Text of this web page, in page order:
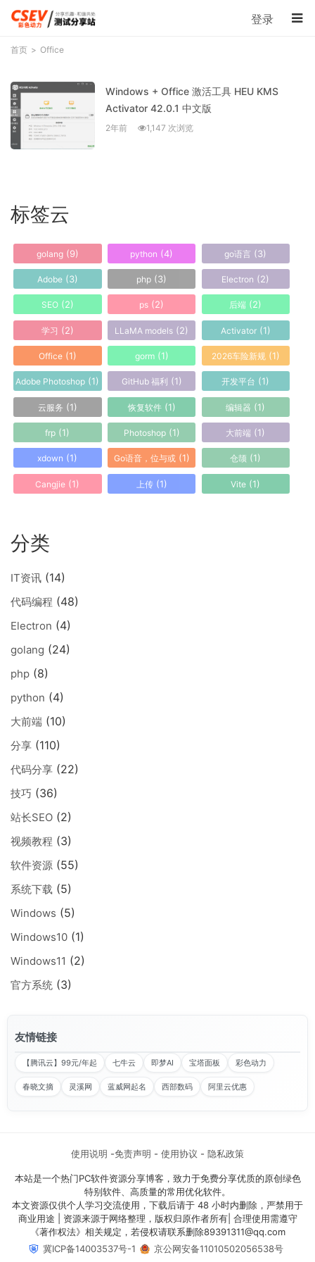
登录
首页 Office
Windows + Office 激活工具 HEU KMS
Activator 42.0.1 中文版
2年前 1,147 次浏览
标签云
golang(9) python (4) go语言 (3)
Adobe(3) php (3) Electron (2)
SEO(2) ps (2) 后端 (2)
学习 (2) LLaMA models (2) Activator(1)
Office(1) gorm(1) 2026车险新规(1)
Adobe Photoshop (1) GitHub 福利 (1) 开发平台 (1)
云服务 (1) 恢复软件(1) 编辑器 (1)
frp (1) Photoshop(1) 大前端 (1)
xdown (1) Go语音，位与或(1) 仓颉 (1)
Cangjie (1) 上传(1) Vite (1)
分类
IT资讯 (14)
代码编程 (48)
Electron (4)
golang (24)
php (8)
python (4)
大前端 (10)
分享 (110)
代码分享 (22)
技巧 (36)
站长SEO (2)
视频教程 (3)
软件资源 (55)
系统下载 (5)
Windows (5)
Windows10 (1)
Windows11 (2)
官方系统 (3)
友情链接
【腾讯云】99元/年起 七牛云 即梦AI 宝塔面板 彩色动力
春晓文摘 灵溪网 蓝威网起名 西部数码 阿里云优惠
使用说明 -免责声明 - 使用协议 - 隐私政策
本站是一个热门PC软件资源分享博客，致力于免费分享优质的原创绿色
特别软件、高质量的常用优化软件。
本文资源仅供个人学习交流使用，下载后请于 48 小时内删除，严禁用于
商业用途 | 资源来源于网络整理，版权归原作者所有| 合理使用需遵守
《著作权法》相关规定，若侵权请联系删除​89391311@qq.com
冀ICP备14003537号-1
京公网安备11010502056538号